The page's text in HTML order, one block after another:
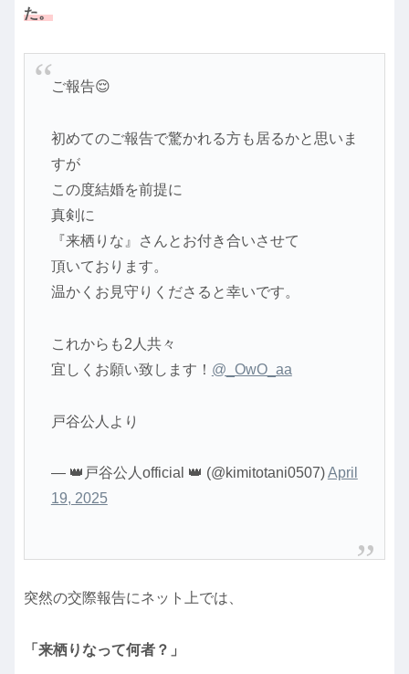
た。
ご報告😌
初めてのご報告で驚かれる方も居るかと思いま
すが
この度結婚を前提に
真剣に
『来栖りな』さんとお付き合いさせて
頂いております。
温かくお見守りくださると幸いです。
これからも2人共々
宜しくお願い致します！ @_OwO_aa
戸谷公人より
— 👑戸谷公人official 👑 (@kimitotani0507)April
19, 2025
突然の交際報告にネット上では、
「来栖りなって何者？」